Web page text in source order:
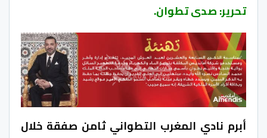
تحرير: صدى تطوان.
أبرم نادي المغرب التطواني ثامن صفقة خلال